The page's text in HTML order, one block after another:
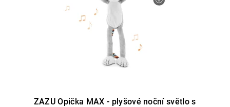
ZAZU Opička MAX - plyšové noční světlo s